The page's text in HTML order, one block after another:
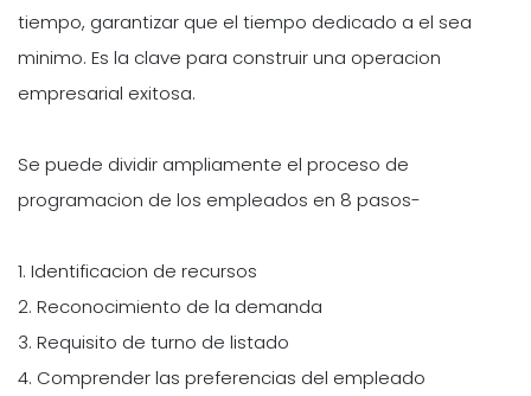
tiempo, garantizar que el tiempo dedicado a el sea
minimo. Es la clave para construir una operacion
empresarial exitosa.
Se puede dividir ampliamente el proceso de
programacion de los empleados en 8 pasos-
1. Identificacion de recursos
2. Reconocimiento de la demanda
3. Requisito de turno de listado
4. Comprender las preferencias del empleado